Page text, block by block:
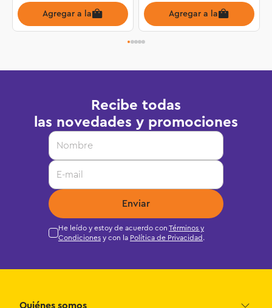
Agregar a la bolsa Agregar a la bolsa
Recibe todas
las novedades y promociones
Enviar
He leído y estoy de acuerdo con Términos y
Condiciones y con la Política de Privacidad .
Quiénes somos